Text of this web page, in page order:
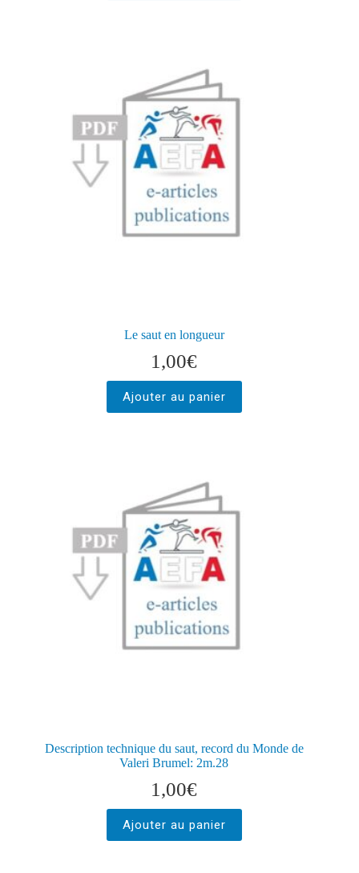
Le saut en longueur
1,00€
Ajouter au panier
Description technique du saut, record du Monde de
Valeri Brumel: 2m.28
1,00€
Ajouter au panier